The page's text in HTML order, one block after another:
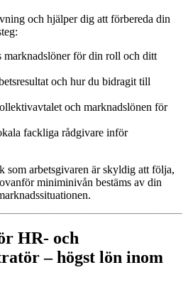
och hjälper dig att förbereda din
för din roll och ditt
och hur du bidragit till
och marknadslönen för
fackliga rådgivare inför
som arbetsgivaren är skyldig att följa,
miniminivån bestäms av din
HR- och
– högst lön inom